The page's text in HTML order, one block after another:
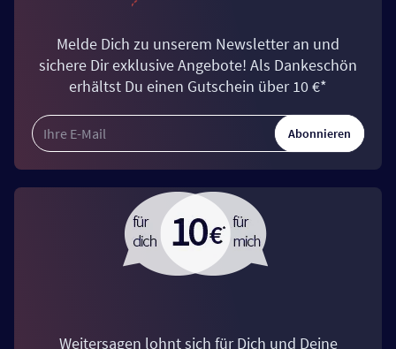
Melde Dich zu unserem Newsletter an und
sichere Dir exklusive Angebote! Als Dankeschön
erhältst Du einen Gutschein über 10 €*
Abonnieren
Weitersagen lohnt sich für Dich und Deine